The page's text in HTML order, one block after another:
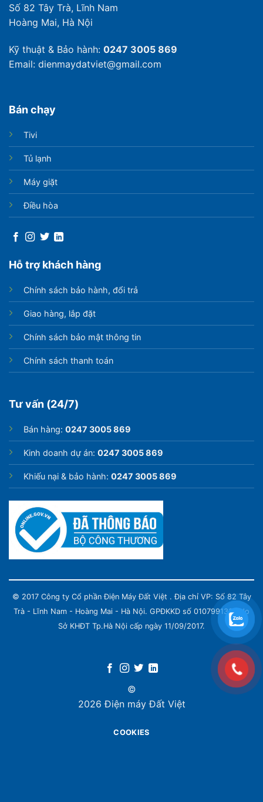
Số 82 Tây Trà, Lĩnh Nam
Hoàng Mai, Hà Nội
Kỹ thuật & Bảo hành: 0247 3005 869
Email: dienmaydatviet@gmail.com
Bán chạy
Tivi
Tủ lạnh
Máy giặt
Điều hòa
Hỗ trợ khách hàng
Chính sách bảo hành, đổi trả
Giao hàng, lắp đặt
Chính sách bảo mật thông tin
Chính sách thanh toán
Tư vấn (24/7)
Bán hàng: 0247 3005 869
Kinh doanh dự án: 0247 3005 869
Khiếu nại & bảo hành: 0247 3005 869
© 2017 Công ty Cổ phần Điện Máy Đất Việt . Địa chỉ VP: Số 82 Tây
Trà - Lĩnh Nam - Hoàng Mai - Hà Nội. GPĐKKD số 0107991339 do
Sở KHĐT Tp.Hà Nội cấp ngày 11/09/2017.
©
2026 Điện máy Đất Việt
COOKIES